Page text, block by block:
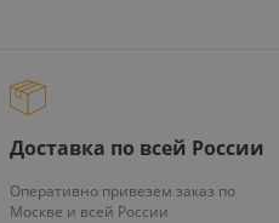
Доставка по всей России
Оперативно привезем заказ по
Москве и всей России